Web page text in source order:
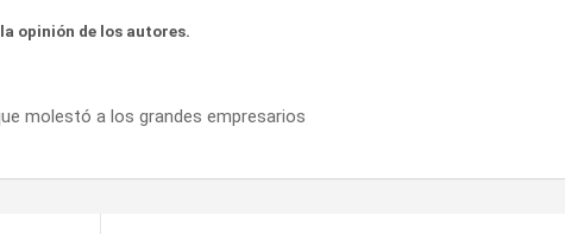
opinión de los autores.
molestó a los grandes empresarios